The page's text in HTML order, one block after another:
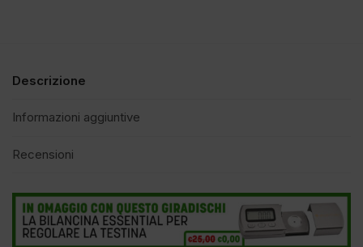
Descrizione
Informazioni aggiuntive
Recensioni